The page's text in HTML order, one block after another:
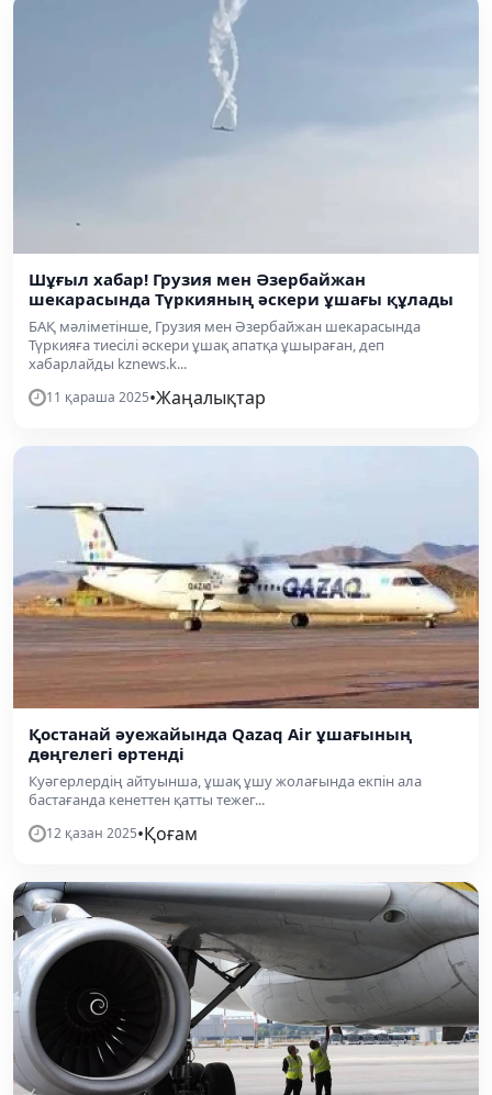
Шұғыл хабар! Грузия мен Әзербайжан
шекарасында Түркияның әскери ұшағы құлады
БАҚ мәліметінше, Грузия мен Әзербайжан шекарасында
Түркияға тиесілі әскери ұшақ апатқа ұшыраған, деп
хабарлайды kznews.k...
11 қараша 2025•Жаңалықтар
Қостанай әуежайында Qazaq Air ұшағының
дөңгелегі өртенді
Куәгерлердің айтуынша, ұшақ ұшу жолағында екпін ала
бастағанда кенеттен қатты тежег...
12 қазан 2025•Қоғам